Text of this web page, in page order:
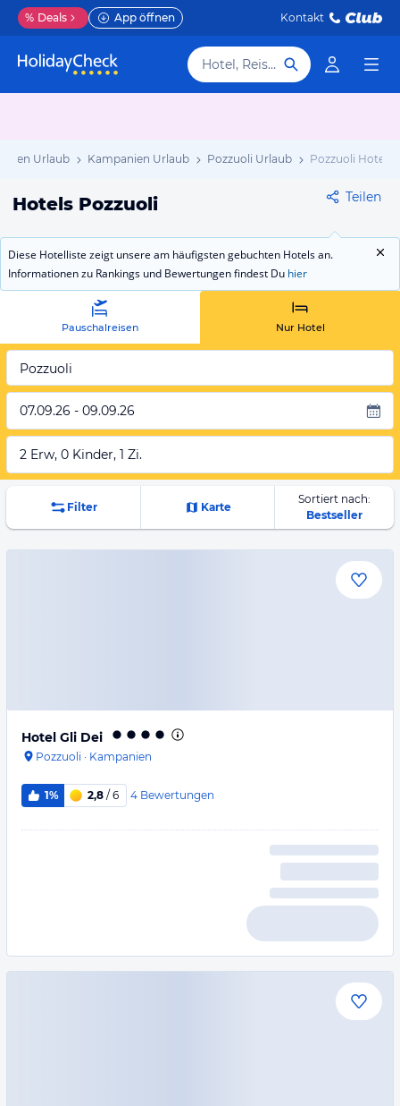
% Deals App öffnen Kontakt
Hotel, Reiseziel
Urlaub Kampanien Urlaub Pozzuoli Urlaub Pozzuoli Hotels
Hotels Pozzuoli Teilen
Diese Hotelliste zeigt unsere am häufigsten gebuchten Hotels an.
Informationen zu Rankings und Bewertungen findest Du hier
Pauschalreisen Nur Hotel
Pozzuoli
07.09.26 - 09.09.26
2 Erw, 0 Kinder, 1 Zi.
Filter Karte
Sortiert nach:
Bestseller
Hotel Gli Dei
Pozzuoli · Kampanien
1% 2,8 / 6 4 Bewertungen